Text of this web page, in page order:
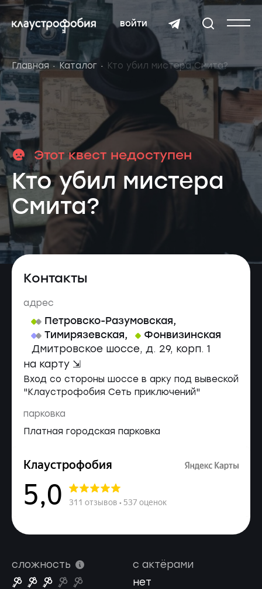
войти
Главная Каталог Кто убил мистера Смита?
Этот квест недоступен
Кто убил мистера
Смита?
Контакты
адрес
Петровско-Разумовская,
Тимирязевская, Фонвизинская
Дмитровское шоссе, д. 29, корп. 1
на карту ⇲
Вход со стороны шоссе в арку под вывеской
"Клаустрофобия Сеть приключений"
парковка
Платная городская парковка
сложность
с актёрами
нет